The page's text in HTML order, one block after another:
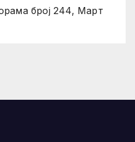
број 244, Март